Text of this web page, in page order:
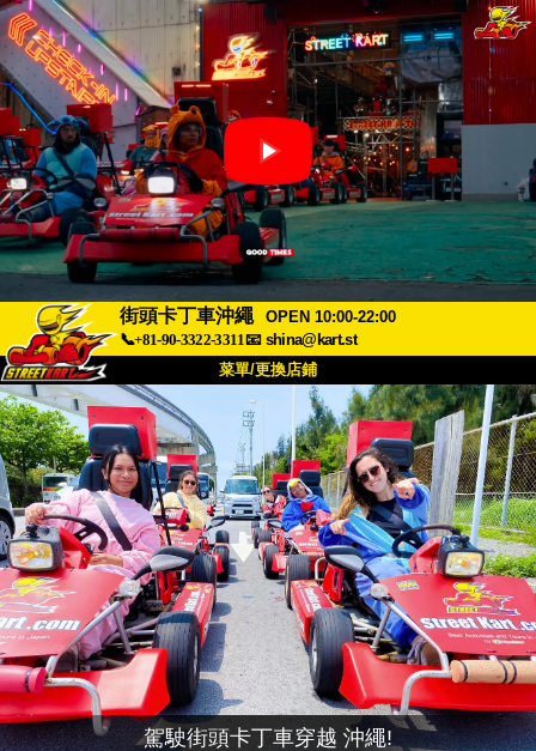
街頭卡丁車沖繩
OPEN 10:00-22:00
📞+81-90-3322-3311📧 shina@kart.st
菜單/更換店鋪
首頁
關於 規格 價格
交通方式 顧客聲音 常見問題
公司 預訂
更換店鋪
東京 品川 #1 東京 秋葉原 #1
東京 秋葉原 #2 東京 澀谷
東京 澀谷附店 東京灣
東京 淺草 大阪
駕駛街頭卡丁車穿越 沖繩!